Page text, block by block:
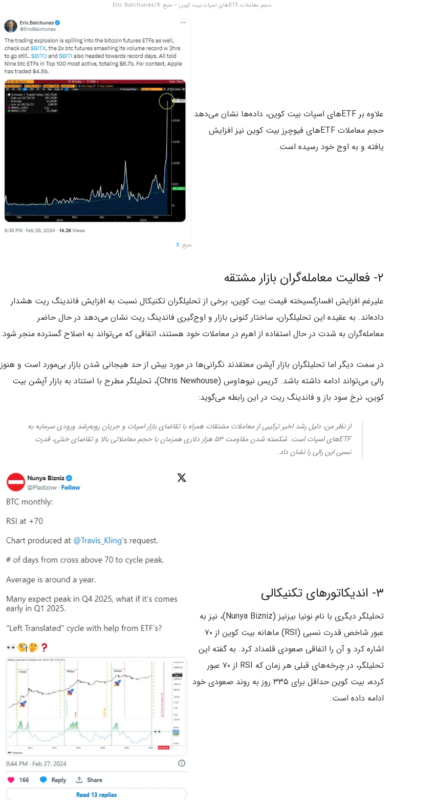
حجم معاملات ETFهای اسپات بیت کوین – منبع: Eric Balchunas/X
علاوه بر ETFهای اسپات بیت کوین، داده‌ها نشان می‌دهد
حجم معاملات ETFهای فیوچرز بیت کوین نیز افزایش
یافته و به اوج خود رسیده است.
منبع: X
۲- فعالیت معامله‌گران بازار مشتقه
علیرغم افزایش افسارگسیخته قیمت بیت کوین، برخی از تحلیلگران تکنیکال نسبت به افزایش فاندینگ ریت هشدار
داده‌اند. به عقیده این تحلیلگران، ساختار کنونی بازار و اوج‌گیری فاندینگ ریت نشان می‌دهد در حال حاضر
معامله‌گران به شدت در حال استفاده از اهرم در معاملات خود هستند، اتفاقی که می‌تواند به اصلاح گسترده منجر شود.
در سمت دیگر اما تحلیلگران بازار آپشن معتقدند نگرانی‌ها در مورد بیش از حد هیجانی شدن بازار بی‌مورد است و هنوز
رالی می‌تواند ادامه داشته باشد. کریس نیوهاوس (Chris Newhouse)، تحلیلگر مطرح با استناد به بازار آپشن بیت
کوین، نرخ سود باز و فاندینگ ریت در این رابطه می‌گوید:
از نظر من، دلیل رشد اخیر ترکیبی از معاملات مشتقات همراه با تقاضای بازار اسپات و جریان روبه‌رشد ورودی سرمایه به
ETFهای اسپات است. شکسته شدن مقاومت ۵۳ هزار دلاری همزمان با حجم معاملاتی بالا و تقاضای خنثی، قدرت
نسبی این رالی را نشان داد.
۳- اندیکاتورهای تکنیکالی
تحلیلگر دیگری با نام نونیا بیزنیز (Nunya Bizniz)، نیز به
عبور شاخص قدرت نسبی (RSI) ماهانه بیت کوین از ۷۰
اشاره کرد و آن را اتفاقی صعودی قلمداد کرد. به گفته این
تحلیلگر، در چرخه‌های قبلی هر زمان که RSI از ۷۰ عبور
کرده، بیت کوین حداقل برای ۳۳۵ روز به روند صعودی خود
ادامه داده است.